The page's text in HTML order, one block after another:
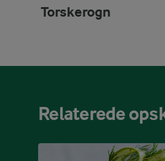
Torskerogn
Relaterede